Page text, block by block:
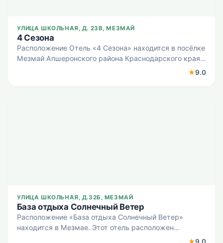
УЛИЦА ШКОЛЬНАЯ, Д. 23B, МЕЗМАЙ
4 Сезона
Расположение Отель «4 Сезона» находится в посёлке
Мезмай Апшеронского района Краснодарского края
на расстоянии 2 км от центра. Посёлок расположен в
★9.0
УЛИЦА ШКОЛЬНАЯ, Д.32Б, МЕЗМАЙ
База отдыха Солнечный Ветер
Расположение «База отдыха Солнечный Ветер»
находится в Мезмае. Этот отель расположен